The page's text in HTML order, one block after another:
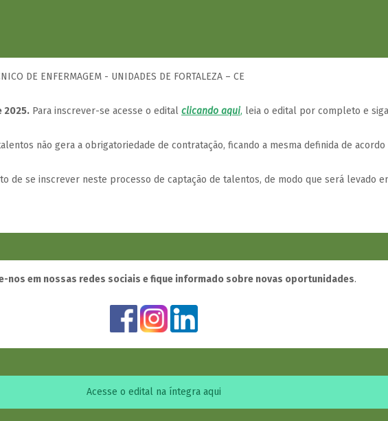
DE ENFERMAGEM - UNIDADES DE FORTALEZA – CE
2025. Para inscrever-se acesse o edital clicando aqui, leia o edital por completo e
não gera a obrigatoriedade de contratação, ficando a mesma definida de acordo
de se inscrever neste processo de captação de talentos, de modo que será levado
nos em nossas redes sociais e fique informado sobre novas oportunidades.
Acesse o edital na íntegra aqui